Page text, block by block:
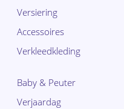
Versiering
Accessoires
Verkleedkleding
Baby & Peuter
Verjaardag